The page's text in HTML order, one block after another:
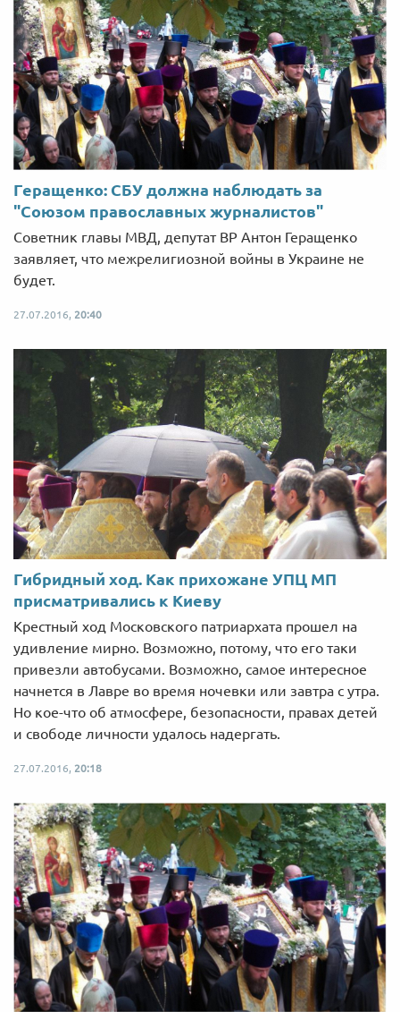
Геращенко: СБУ должна наблюдать за
"Союзом православных журналистов"
Советник главы МВД, депутат ВР Антон Геращенко
заявляет, что межрелигиозной войны в Украине не
будет.
27.07.2016, 20:40
Гибридный ход. Как прихожане УПЦ МП
присматривались к Киеву
Крестный ход Московского патриархата прошел на
удивление мирно. Возможно, потому, что его таки
привезли автобусами. Возможно, самое интересное
начнется в Лавре во время ночевки или завтра с утра.
Но кое-что об атмосфере, безопасности, правах детей
и свободе личности удалось надергать.
27.07.2016, 20:18